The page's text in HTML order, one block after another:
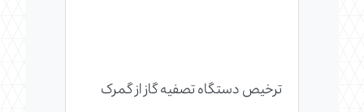
ترخیص دستگاه تصفیه گاز از گمرک